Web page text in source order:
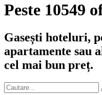
Peste 10549
Gasești hoteluri,
apartamente sau
cel mai bun preț.